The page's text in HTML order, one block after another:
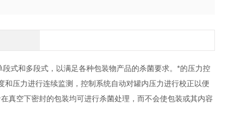
式和多段式，以满足各种包装物产品的杀菌要求。*的压力控
压力进行连续监测，控制系统自动对罐内压力进行校正以便
真空下密封的包装均可进行杀菌处理，而不会使包装或其内容